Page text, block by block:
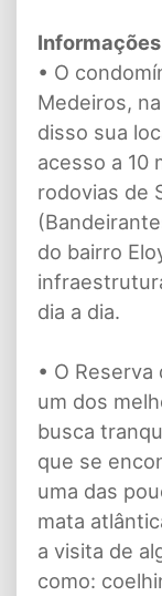
• O
Medeiros,
disso sua
acesso a 10
rodovias de
do bairro
dia a dia.
• O
um dos
busca
que se
uma das
mata
a visita de
como: